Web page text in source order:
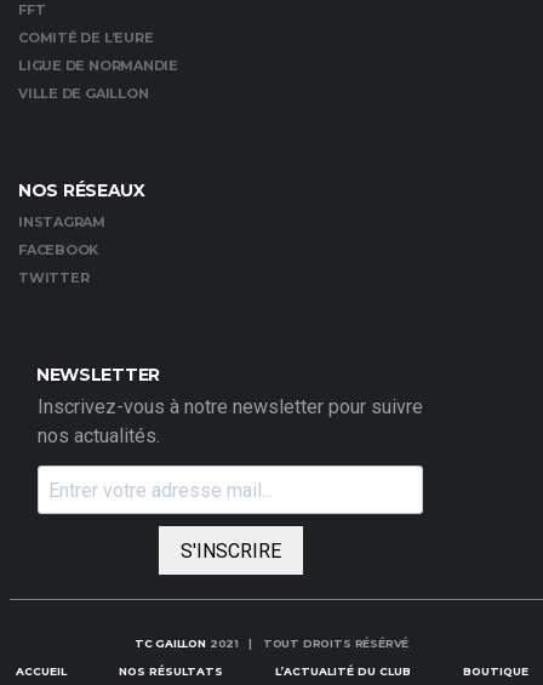
FFT
COMITÉ DE L’EURE
LIGUE DE NORMANDIE
VILLE DE GAILLON
NOS RÉSEAUX
INSTAGRAM
FACEBOOK
TWITTER
NEWSLETTER
Inscrivez-vous à notre newsletter pour suivre
nos actualités.
S'INSCRIRE
TC GAILLON2021 | TOUT DROITS RÉSÉRVÉ
ACCUEIL NOS RÉSULTATS L’ACTUALITÉ DU CLUB BOUTIQUE